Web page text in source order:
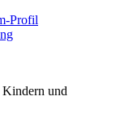
und